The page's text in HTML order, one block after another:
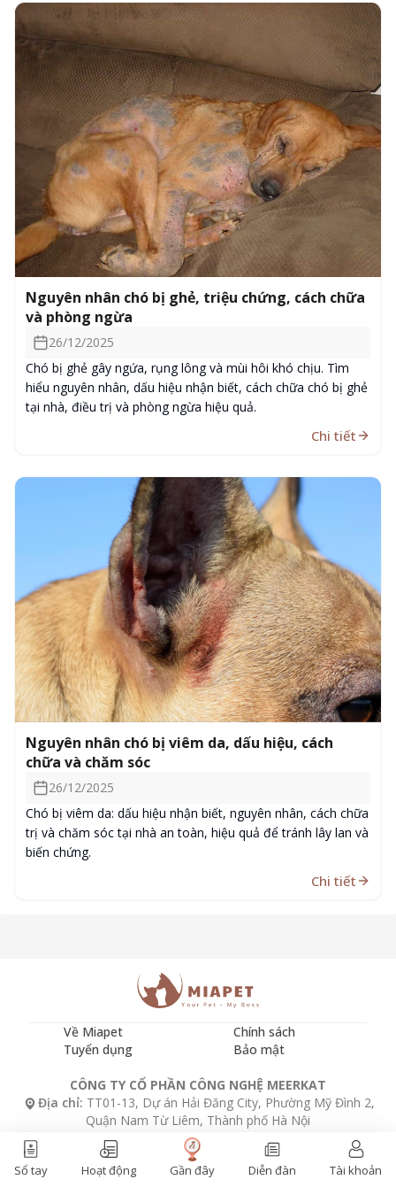
Nguyên nhân chó bị ghẻ, triệu chứng, cách chữa
và phòng ngừa
26/12/2025
Chó bị ghẻ gây ngứa, rụng lông và mùi hôi khó chịu. Tìm
hiểu nguyên nhân, dấu hiệu nhận biết, cách chữa chó bị ghẻ
tại nhà, điều trị và phòng ngừa hiệu quả.
Chi tiết
Nguyên nhân chó bị viêm da, dấu hiệu, cách
chữa và chăm sóc
26/12/2025
Chó bị viêm da: dấu hiệu nhận biết, nguyên nhân, cách chữa
trị và chăm sóc tại nhà an toàn, hiệu quả để tránh lây lan và
biến chứng.
Chi tiết
Về Miapet
Chính sách
Tuyển dụng
Bảo mật
CÔNG TY CỔ PHẦN CÔNG NGHỆ MEERKAT
Địa chỉ: TT01-13, Dự án Hải Đăng City, Phường Mỹ Đình 2,
Quận Nam Từ Liêm, Thành phố Hà Nội
Email:
marketing@miaket.com Hotline: 0867854189
Copyright © 2024. All rights reserved.
Sổ tay Hoạt động Gần đây Diễn đàn Tài khoản